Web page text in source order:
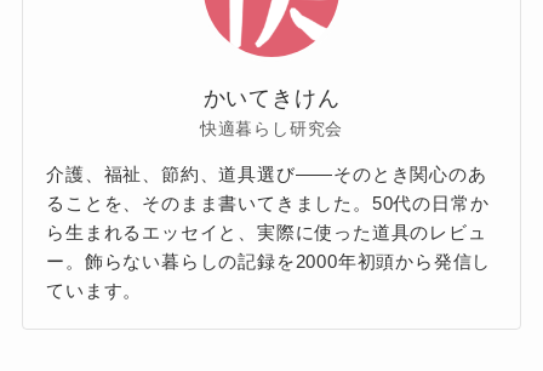
かいてきけん
快適暮らし研究会
介護、福祉、節約、道具選び——そのとき関心のあ
ることを、そのまま書いてきました。50代の日常か
ら生まれるエッセイと、実際に使った道具のレビュ
ー。飾らない暮らしの記録を2000年初頭から発信し
ています。